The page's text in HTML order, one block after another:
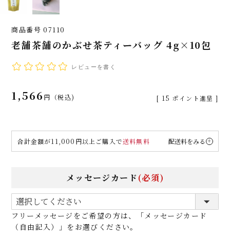
商品番号 07110
老舗茶舗のかぶせ茶ティーバッグ 4g×10包
レビューを書く
1,566 税込 [ 15 ポイント進呈 ]
合計金額が11,000円以上ご購入で送料無料 配送料をみる
メッセージカード (必須)
フリーメッセージをご希望の方は、「メッセージカード
（自由記入）」をお選びください。